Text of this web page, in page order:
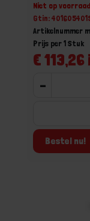
Niet op
Gtin:
Artikelnummer
€ 113,26
Prijs per 1 Stuk
-
Bestel nu!